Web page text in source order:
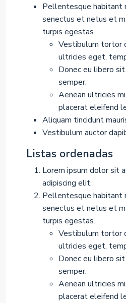
Pellentesque habitant
senectus et netus et
turpis egestas.
Vestibulum tortor
ultricies eget,
Donec eu libero
semper.
Aenean ultricies
placerat eleifend
Aliquam tincidunt
Vestibulum auctor
Listas ordenadas
Lorem ipsum dolor sit
adipiscing elit.
Pellentesque habitant
senectus et netus et
turpis egestas.
Vestibulum tortor
ultricies eget,
Donec eu libero
semper.
Aenean ultricies
placerat eleifend